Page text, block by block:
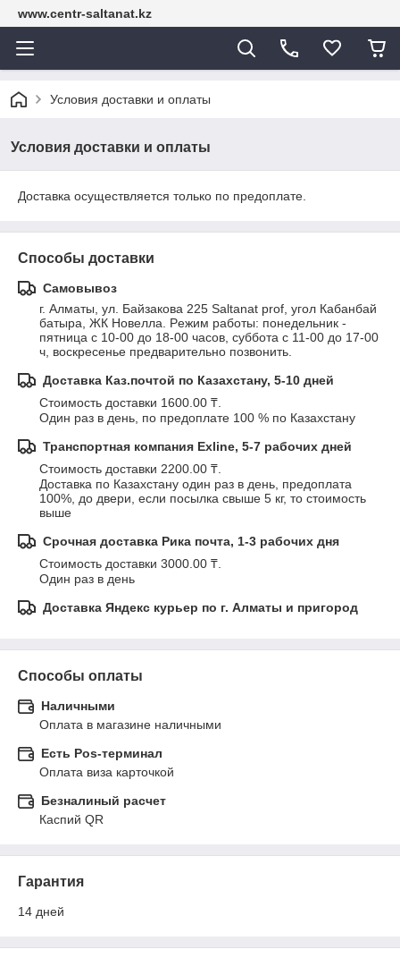
www.centr-saltanat.kz
Условия доставки и оплаты
Условия доставки и оплаты
Доставка осуществляется только по предоплате.
Способы доставки
Самовывоз
г. Алматы, ул. Байзакова 225 Saltanat prof, угол Кабанбай
батыра, ЖК Новелла. Pежим работы: понедельник -
пятница с 10-00 до 18-00 часов, суббота с 11-00 до 17-00
ч, воскресенье предварительно позвонить.
Доставка Каз.почтой по Казахстану, 5-10 дней
Стоимость доставки 1600.00 ₸.
Один раз в день, по предоплате 100 % по Казахстану
Транспортная компания Exline, 5-7 рабочих дней
Стоимость доставки 2200.00 ₸.
Доставка по Казахстану один раз в день, предоплата
100%, до двери, если посылка свыше 5 кг, то стоимость
выше
Срочная доставка Рика почта, 1-3 рабочих дня
Стоимость доставки 3000.00 ₸.
Один раз в день
Доставка Яндекс курьер по г. Алматы и пригород
Способы оплаты
Наличными
Оплата в магазине наличными
Есть Pos-терминал
Оплата виза карточкой
Безналиный расчет
Каспий QR
Гарантия
14 дней